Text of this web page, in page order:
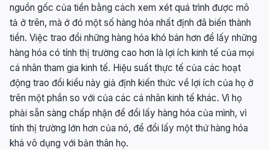
nguồn gốc của tiền bằng cách xem xét quá trình được mô
tả ở trên, mà ở đó một số hàng hóa nhất định đã biến thành
tiền. Việc trao đổi những hàng hóa khó bán hơn để lấy những
hàng hóa có tính thị trường cao hơn là lợi ích kinh tế của mọi
cá nhân tham gia kinh tế. Hiệu suất thực tế của các hoạt
động trao đổi kiểu này giả định kiến ​​thức về lợi ích của họ ở
trên một phần so với của các cá nhân kinh tế khác. Vì họ
phải sẵn sàng chấp nhận để đổi lấy hàng hóa của mình, vì
tính thị trường lớn hơn của nó, để đổi lấy một thứ hàng hóa
khá vô dụng với bản thân họ.